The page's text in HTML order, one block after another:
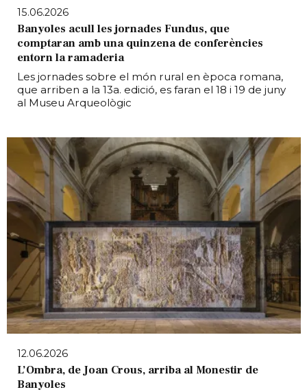
15.06.2026
Banyoles acull les jornades Fundus, que
comptaran amb una quinzena de conferències
entorn la ramaderia
Les jornades sobre el món rural en època romana,
que arriben a la 13a. edició, es faran el 18 i 19 de juny
al Museu Arqueològic
12.06.2026
L’Ombra, de Joan Crous, arriba al Monestir de
Banyoles